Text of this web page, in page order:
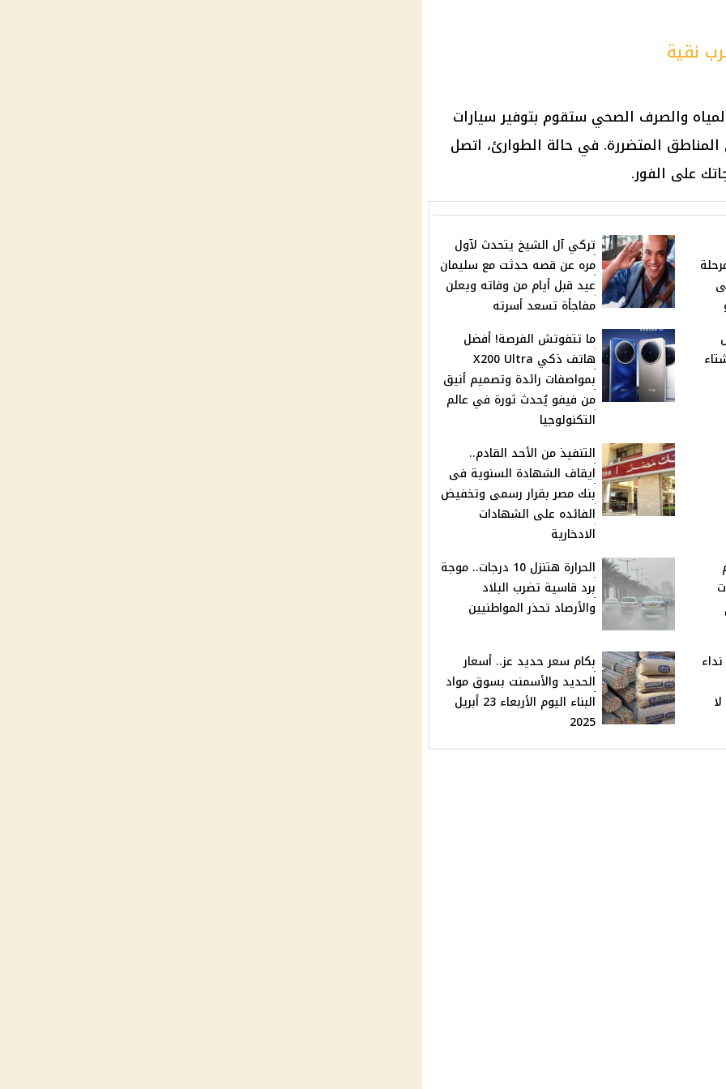
نقية
والصرف الصحي ستقوم بتوفير سيارات
المتضررة. في حالة الطوارئ، اتصل
تركي آل الشيخ يتحدث لآول
مره عن قصه حدثت مع سليمان
عيد قبل أيام من وفاته ويعلن
مفاجأة تسعد أسرته
ما تتفوتش الفرصة! أفضل
هاتف ذكي X200 Ultra
بمواصفات رائدة وتصميم أنيق
من فيفو يُحدث ثورة في عالم
التكنولوجيا
التنفيذ من الأحد القادم..
ايقاف الشهادة السنوية فى
بنك مصر بقرار رسمى وتخفيض
الفائده على الشهادات
الادخارية
الحرارة هتنزل 10 درجات.. موجة
برد قاسية تضرب البلاد
والأرصاد تحذر المواطنيين
بكام سعر حديد عز.. أسعار
الحديد والأسمنت بسوق مواد
البناء اليوم الأربعاء 23 أبريل
2025